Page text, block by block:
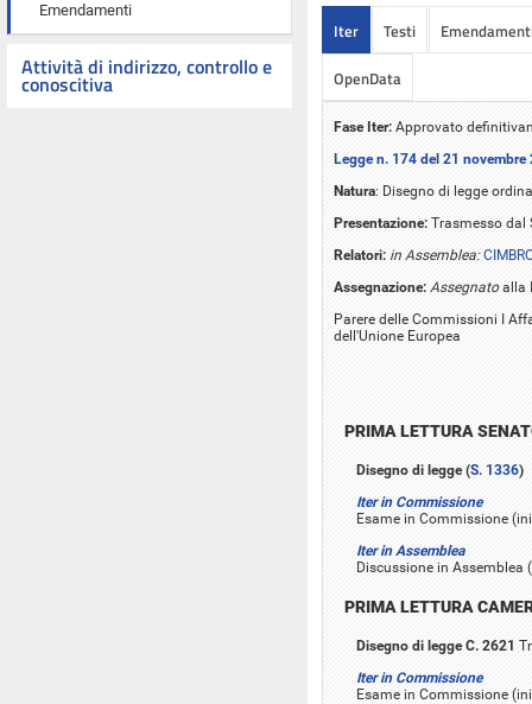
Emendamenti
Attività di indirizzo, controllo e
conoscitiva
Iter Testi
OpenData
Fase Iter: Approvato
Legge n. 174 del 21 novembre
Natura: Disegno di legge
Presentazione: Trasmesso dal
Relatori: in Assemblea:
Assegnazione: Assegnatoalla
Parere delle Commissioni I
dell'Unione Europea
PRIMA LETTURA
Disegno di legge (S. 1336)
Iter in Commissione
Esame in Commissione
Iter in Assemblea
Discussione in
PRIMA LETTURA
Disegno di legge C. 2621
Iter in Commissione
Esame in Commissione